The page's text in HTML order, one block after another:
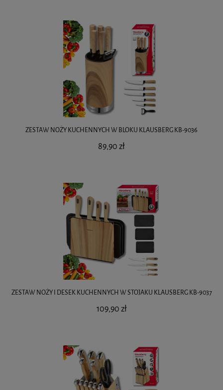
ZESTAW NOŻY KUCHENNYCH W BLOKU KLAUSBERG KB-9036
89,90 zł
ZESTAW NOŻY I DESEK KUCHENNYCH W STOJAKU KLAUSBERG KB-9037
109,90 zł